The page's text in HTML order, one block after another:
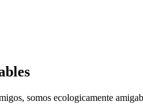
somos ecologicamente